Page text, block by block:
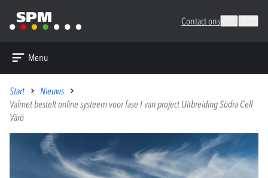
Contact ons
Menu
Start
Nieuws
Valmet bestelt online systeem voor fase I van project Uitbreiding Södra Cell
Värö